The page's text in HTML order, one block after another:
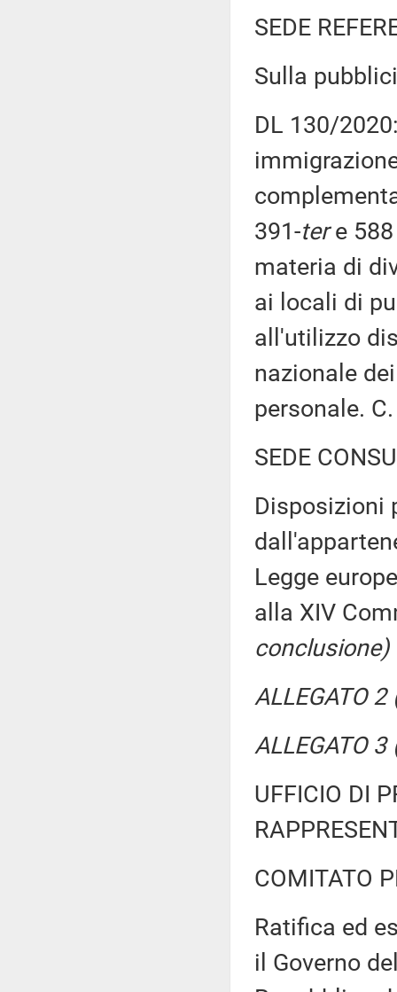
SEDE
Sulla
DL 130/
391-tere 588
materia di
ai locali di
all'utilizzo
nazionale
personale.
SEDE
Disposizioni
Legge
alla XIV
conclusione)
ALLEGATO
ALLEGATO
UFFICIO DI
COMITATO
Ratifica ed
il Governo